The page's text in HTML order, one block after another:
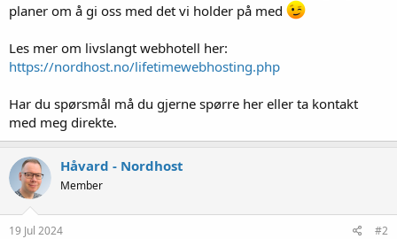
planer om å gi oss med det vi holder på med
Les mer om livslangt webhotell her:
https://nordhost.no/lifetimewebhosting.php
Har du spørsmål må du gjerne spørre her eller ta kontakt
med meg direkte.
Håvard - Nordhost
Member
19 Jul 2024 #2